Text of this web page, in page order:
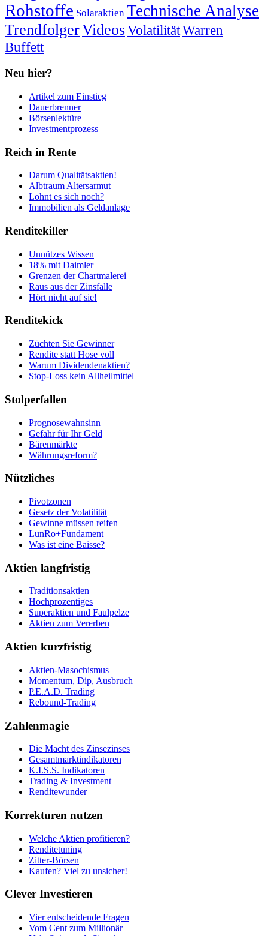
Rohstoffe Solaraktien Technische Analyse
TrendfolgerVideosVolatilitätWarren
Buffett
Neu hier?
Artikel zum Einstieg
Dauerbrenner
Börsenlektüre
Investmentprozess
Reich in Rente
Darum Qualitätsaktien!
Albtraum Altersarmut
Lohnt es sich noch?
Immobilien als Geldanlage
Renditekiller
Unnützes Wissen
18% mit Daimler
Grenzen der Chartmalerei
Raus aus der Zinsfalle
Hört nicht auf sie!
Renditekick
Züchten Sie Gewinner
Rendite statt Hose voll
Warum Dividendenaktien?
Stop-Loss kein Allheilmittel
Stolperfallen
Prognosewahnsinn
Gefahr für Ihr Geld
Bärenmärkte
Währungsreform?
Nützliches
Pivotzonen
Gesetz der Volatilität
Gewinne müssen reifen
LunRo+Fundament
Was ist eine Baisse?
Aktien langfristig
Traditionsaktien
Hochprozentiges
Superaktien und Faulpelze
Aktien zum Vererben
Aktien kurzfristig
Aktien-Masochismus
Momentum, Dip, Ausbruch
P.E.A.D. Trading
Rebound-Trading
Zahlenmagie
Die Macht des Zinsezinses
Gesamtmarktindikatoren
K.I.S.S. Indikatoren
Trading & Investment
Renditewunder
Korrekturen nutzen
Welche Aktien profitieren?
Renditetuning
Zitter-Börsen
Kaufen? Viel zu unsicher!
Clever Investieren
Vier entscheidende Fragen
Vom Cent zum Millionär